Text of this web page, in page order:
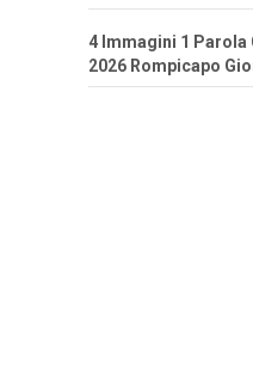
4 Immagini 1 Parola
2026 Rompicapo